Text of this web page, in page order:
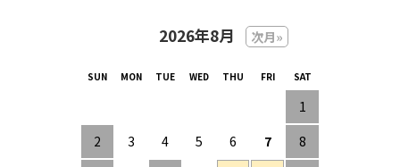
2026年8月 次月»
1
2
3 4 5 6 7
8